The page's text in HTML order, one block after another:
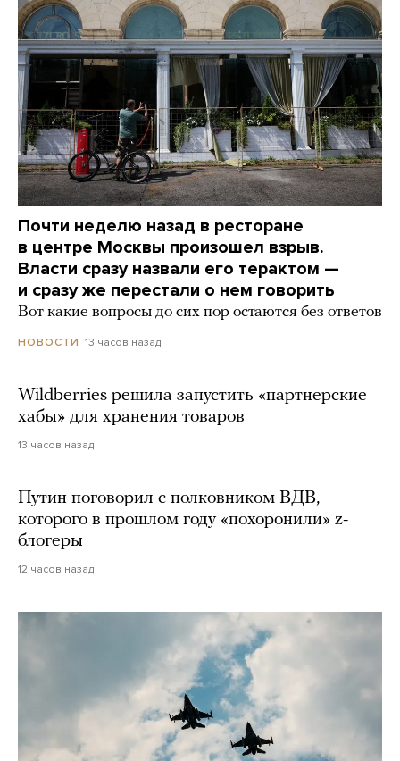
Почти неделю назад в ресторане
в центре Москвы произошел взрыв.
Власти сразу назвали его терактом —
и сразу же перестали о нем говорить
Вот какие вопросы до сих пор остаются без ответов
НОВОСТИ 13 часов назад
Wildberries решила запустить «партнерские
хабы» для хранения товаров
13 часов назад
Путин поговорил с полковником ВДВ,
которого в прошлом году «похоронили» z-
блогеры
12 часов назад